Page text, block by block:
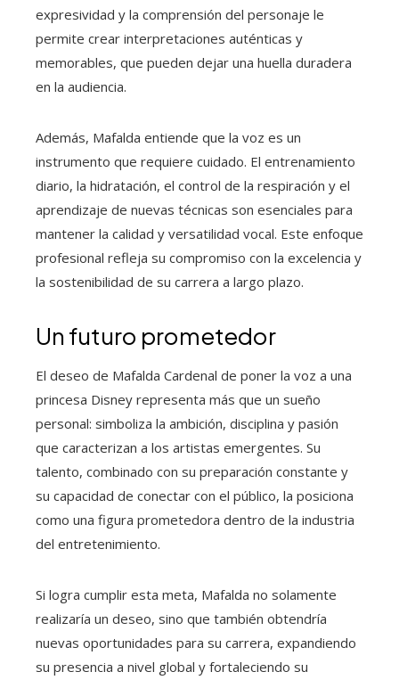
expresividad y la comprensión del personaje le
permite crear interpretaciones auténticas y
memorables, que pueden dejar una huella duradera
en la audiencia.
Además, Mafalda entiende que la voz es un
instrumento que requiere cuidado. El entrenamiento
diario, la hidratación, el control de la respiración y el
aprendizaje de nuevas técnicas son esenciales para
mantener la calidad y versatilidad vocal. Este enfoque
profesional refleja su compromiso con la excelencia y
la sostenibilidad de su carrera a largo plazo.
Un futuro prometedor
El deseo de Mafalda Cardenal de poner la voz a una
princesa Disney representa más que un sueño
personal: simboliza la ambición, disciplina y pasión
que caracterizan a los artistas emergentes. Su
talento, combinado con su preparación constante y
su capacidad de conectar con el público, la posiciona
como una figura prometedora dentro de la industria
del entretenimiento.
Si logra cumplir esta meta, Mafalda no solamente
realizaría un deseo, sino que también obtendría
nuevas oportunidades para su carrera, expandiendo
su presencia a nivel global y fortaleciendo su